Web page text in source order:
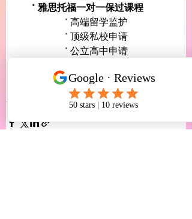
* 雅思托福一对一保过课程
* 高端留学监护
* 顶级私校申请
* 公立高中申请
* 大学转学及转专业
* 留学生移民及签证服务